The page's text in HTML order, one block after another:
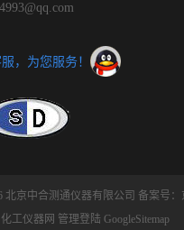
，为您服务！
北京中合测通仪器有限公司 备案号：
化工仪器网 管理登陆 GoogleSitemap